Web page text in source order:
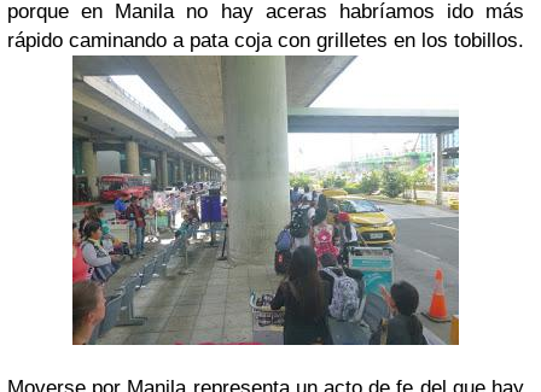
porque en Manila no hay aceras habríamos ido más
rápido caminando a pata coja con grilletes en los tobillos.